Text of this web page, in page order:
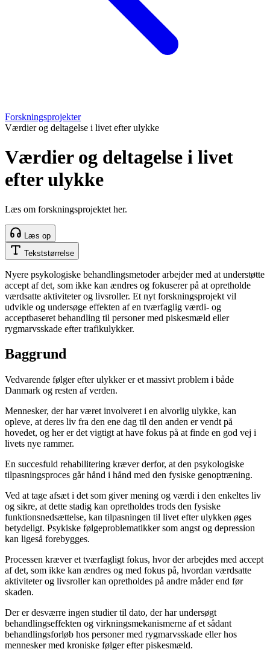
Forskningsprojekter
Værdier og deltagelse i livet efter ulykke
Værdier og deltagelse i livet
efter ulykke
Læs om forskningsprojektet her.
Læs op
Tekststørrelse
Nyere psykologiske behandlingsmetoder arbejder med at understøtte
accept af det, som ikke kan ændres og fokuserer på at opretholde
værdsatte aktiviteter og livsroller. Et nyt forskningsprojekt vil
udvikle og undersøge effekten af en tværfaglig værdi- og
acceptbaseret behandling til personer med piskesmæld eller
rygmarvsskade efter trafikulykker.
Baggrund
Vedvarende følger efter ulykker er et massivt problem i både
Danmark og resten af verden.
Mennesker, der har været involveret i en alvorlig ulykke, kan
opleve, at deres liv fra den ene dag til den anden er vendt på
hovedet, og her er det vigtigt at have fokus på at finde en god vej i
livets nye rammer.
En succesfuld rehabilitering kræver derfor, at den psykologiske
tilpasningsproces går hånd i hånd med den fysiske genoptræning.
Ved at tage afsæt i det som giver mening og værdi i den enkeltes liv
og sikre, at dette stadig kan opretholdes trods den fysiske
funktionsnedsættelse, kan tilpasningen til livet efter ulykken øges
betydeligt. Psykiske følgeproblematikker som angst og depression
kan ligeså forebygges.
Processen kræver et tværfagligt fokus, hvor der arbejdes med accept
af det, som ikke kan ændres og med fokus på, hvordan værdsatte
aktiviteter og livsroller kan opretholdes på andre måder end før
skaden.
Der er desværre ingen studier til dato, der har undersøgt
behandlingseffekten og virkningsmekanismerne af et sådant
behandlingsforløb hos personer med rygmarvsskade eller hos
mennesker med kroniske følger efter piskesmæld.